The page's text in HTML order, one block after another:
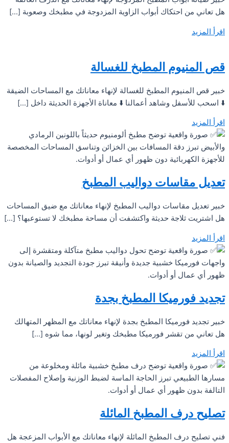
هل تعاني من احتكاك أبواب الزاوية المزدوجة في مطبخك وصعوبة […]
اقرأ المزيد
قص المنيوم المطبخ للغسالة
خبير قص المنيوم المطبخ للغسالة لإنهاء معاناتك مع المساحات الضيقة
⬇️ اسحب للأسفل وشاهد أعمالنا ⬇️ معاناة الأجهزة الحديثة داخل […]
اقرأ المزيد
تعديل مقاسات دواليب المطبخ
خبير تعديل مقاسات دواليب المطبخ لإنهاء معاناتك مع ضيق المساحات
هل اشتريت ثلاجة حديثة واكتشفت أن مساحة مطبخك لا تستوعبها؟ […]
اقرأ المزيد
تجديد فورميكا المطبخ بجدة
خبير تجديد فورميكا المطبخ بجدة لإنهاء معاناتك مع المظهر المتهالك
هل تعاني من تقشر فورميكا مطبخك وتغير لونها، مما شوه […]
اقرأ المزيد
تصليح درف المطبخ المائلة
فني تصليح درف المطبخ المائلة لإنهاء معاناتك مع الأبواب المزعجة هل